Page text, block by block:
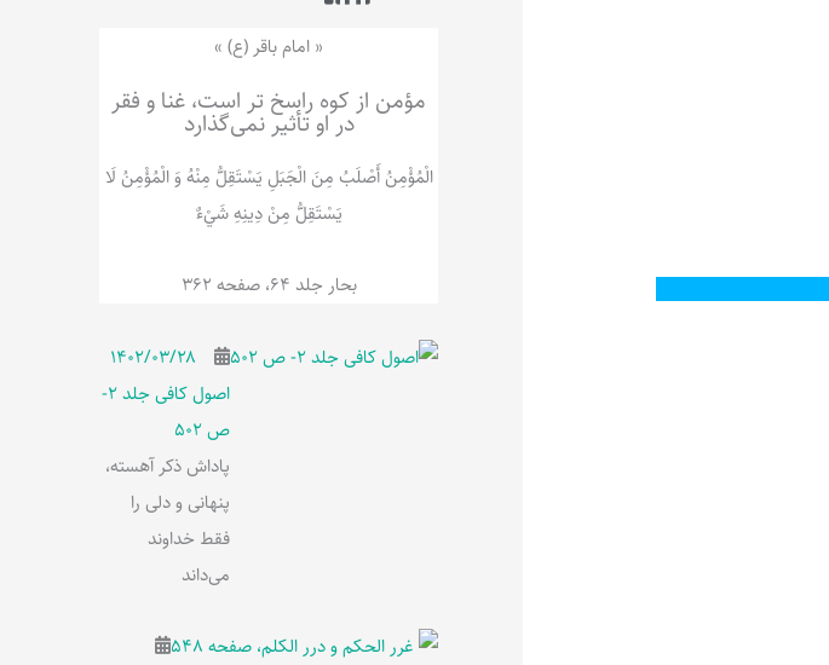
ه
« امام باقر (ع) »
مؤمن از کوه راسخ تر است، غنا و فقر
در او تأثیر نمی‌گذارد
الْمُؤْمِنُ‌ أَصْلَبُ‌ مِنَ‌ الْجَبَلِ‌ یَسْتَقِلُّ مِنْهُ وَ الْمُؤْمِنُ لَا
يَسْتَقِلُّ مِنْ دِينِهِ شَيْ‌ءٌ
بحار جلد 64، صفحه 362
۱۴۰۲/۰۳/۲۸
اصول کافی جلد 2-
ص 502
پاداش ذکر آهسته،
پنهانی و دلی را
فقط خداوند
می‌داند